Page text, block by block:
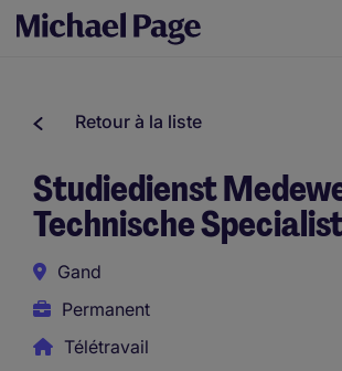
Retour à la liste
Studiedienst
Technische
Gand
Permanent
Télétravail